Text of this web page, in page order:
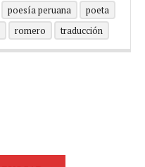
poesía peruana
poeta
romero traducción